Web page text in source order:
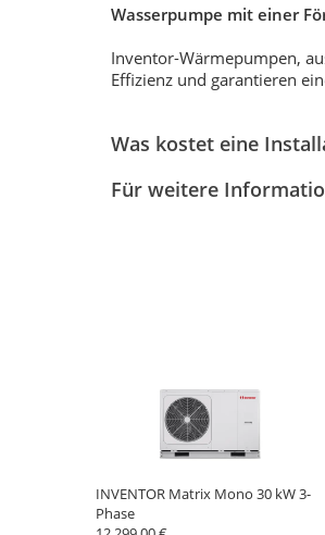
Wasserpumpe mit einer
Inventor-Wärmepumpen,
Effizienz und garantieren
Was kostet eine
Für weitere
INVENTOR Matrix Mono 30 kW 3-
Phase